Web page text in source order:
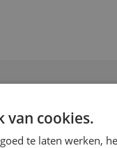
van cookies.
te laten werken,